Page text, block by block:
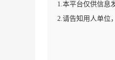
1.本平台仅供信息
2.请告知用人单位